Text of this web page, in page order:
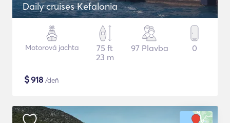
Daily cruises Kefalonia
Motorová jachta
75 ft
23 m
97 Plavba 0
$918 /deň